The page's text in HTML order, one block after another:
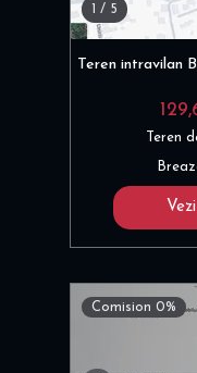
1 / 5
Teren intravilan
Teren
Comision 0%